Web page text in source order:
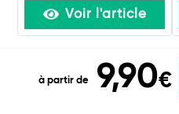
Voir l'article
à partir de 9,90€